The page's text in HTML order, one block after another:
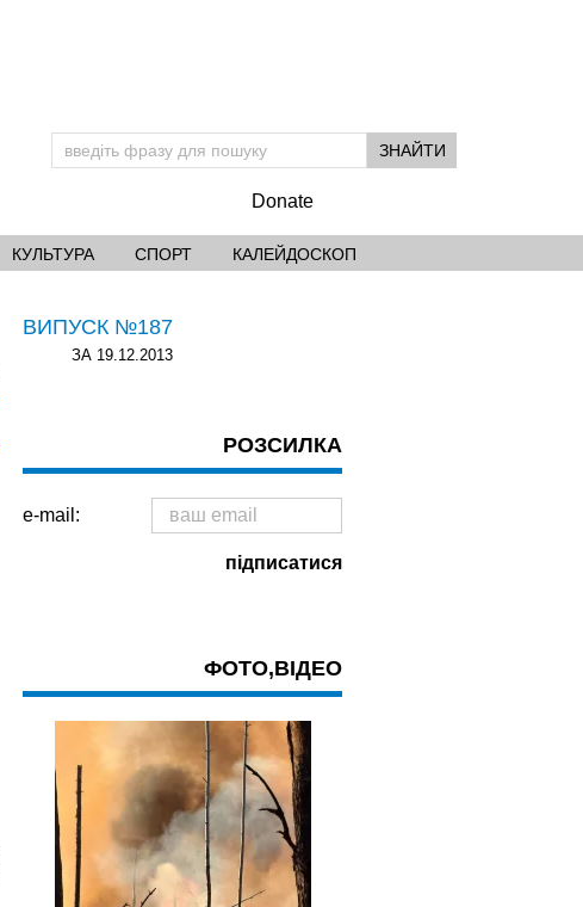
Donate
КУЛЬТУРА СПОРТ КАЛЕЙДОСКОП
ВИПУСК №187
ЗА 19.12.2013
РОЗСИЛКА
e-mail:
ФОТО,ВІДЕО